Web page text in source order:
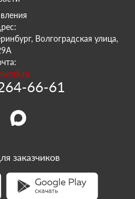
Волгоградская улица,
66-61
заказчиков